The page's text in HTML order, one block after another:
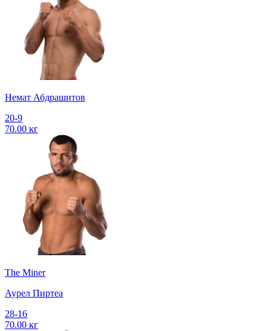
Немат Абдрашитов
20-9
70.00 кг
The Miner
Аурел Пиртеа
28-16
70.00 кг